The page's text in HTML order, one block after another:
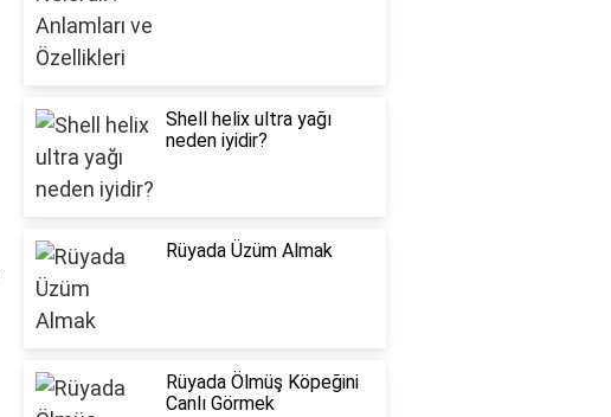
Shell helix ultra yağı
neden iyidir?
Rüyada Üzüm Almak
Rüyada Ölmüş Köpeğini
Canlı Görmek